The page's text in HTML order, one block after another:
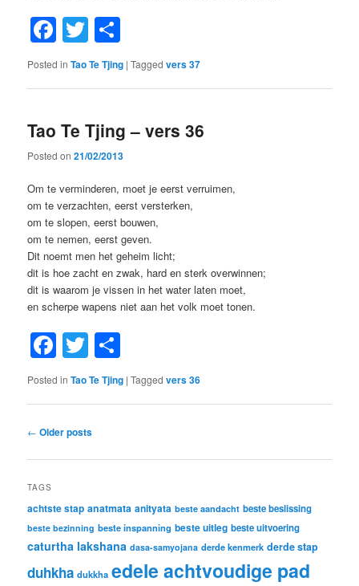
Facebook
Twitter
Posted in Tao Te Tjing |Tagged vers 37
Tao Te Tjing – vers 36
Posted on21/02/2013
Om te verminderen, moet je eerst verruimen,
om te verzachten, eerst versterken,
om te slopen, eerst bouwen,
om te nemen, eerst geven.
Dit noemt men het geheim licht;
dit is hoe zacht en zwak, hard en sterk overwinnen;
dit is waarom je vissen in het water laten moet,
en scherpe wapens niet aan het volk moet tonen.
Facebook
Twitter
Posted in Tao Te Tjing |Tagged vers 36
Post
← Older posts
TAGS
achtste stap anatmata anityata beste aandacht beste beslissing
beste bezinning beste inspanning beste uitleg beste uitvoering
caturtha lakshana dasa-samyojana derde kenmerk derde stap
duhkha dukkha edele achtvoudige pad